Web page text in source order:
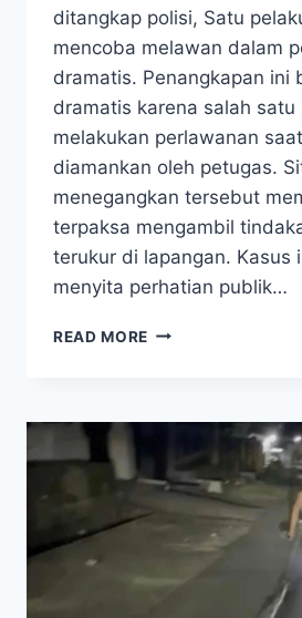
ditangkap polisi, Satu
mencoba melawan dalam
dramatis. Penangkapan ini
dramatis karena salah satu
melakukan perlawanan
diamankan oleh petugas.
menegangkan tersebut
terpaksa mengambil
terukur di lapangan. Kasus
menyita perhatian publik…
READ MORE GEGER!
48
KENDARI
DITANGKAP,
SATU
DI